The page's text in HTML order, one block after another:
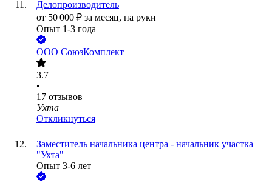
Делопроизводитель
от 50 000 ₽ за месяц, на руки
Опыт 1-3 года
ООО СоюзКомплект
3.7
•
17 отзывов
Ухта
Откликнуться
Заместитель начальника центра - начальник участка
"Ухта"
Опыт 3-6 лет